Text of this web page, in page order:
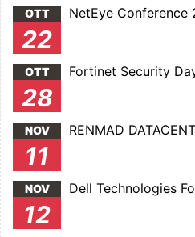
OTT
22
NetEye Conference
OTT
28
Fortinet Security
NOV
11
RENMAD
NOV
12
Dell Technologies